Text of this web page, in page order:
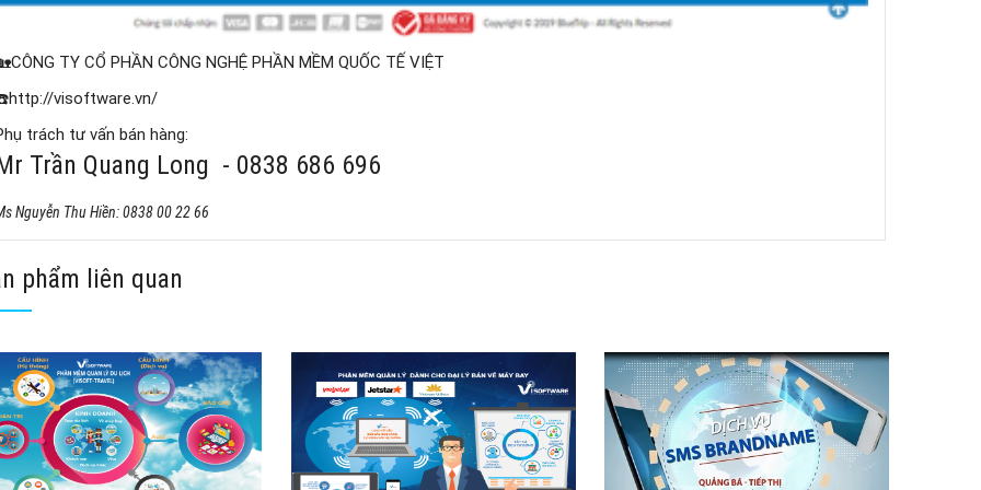
TY CỔ PHẦN CÔNG NGHỆ PHẦN MỀM QUỐC TẾ VIỆT
visoftware.vn/
trách tư vấn bán hàng:
Trần Quang Long - 0838 686 696
Nguyễn Thu Hiền: 0838 00 22 66
phẩm liên quan